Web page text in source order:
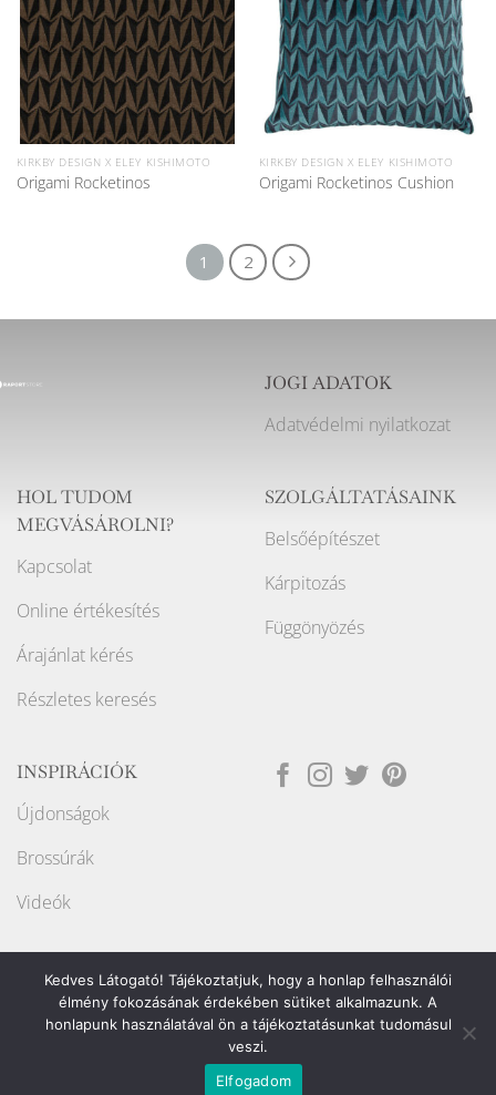
KIRKBY DESIGN X ELEY KISHIMOTO
Origami Rocketinos
KIRKBY DESIGN X ELEY KISHIMOTO
Origami Rocketinos Cushion
1 2
JOGI ADATOK
Adatvédelmi nyilatkozat
HOL TUDOM
MEGVÁSÁROLNI?
Kapcsolat
Online értékesítés
Árajánlat kérés
Részletes keresés
SZOLGÁLTATÁSAINK
Belsőépítészet
Kárpitozás
Függönyözés
INSPIRÁCIÓK
Újdonságok
Brossúrák
Videók
Weboldalt készítette:
Copyright ©2026Raport Store
Kedves Látogató! Tájékoztatjuk, hogy a honlap felhasználói
élmény fokozásának érdekében sütiket alkalmazunk. A
honlapunk használatával ön a tájékoztatásunkat tudomásul
veszi.
Elfogadom